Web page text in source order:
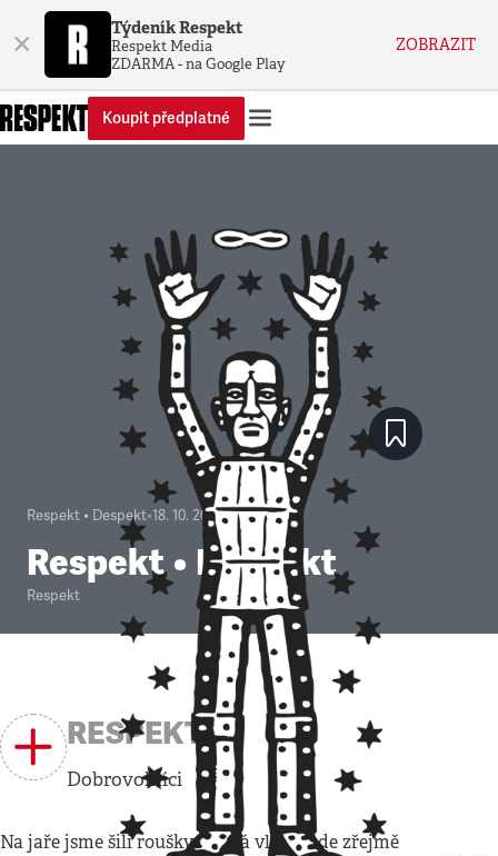
× Týdeník Respekt
Respekt Media
ZDARMA - na Google Play
ZOBRAZIT
Koupit předplatné
Respekt • Despekt•18. 10. 2020
Respekt • Despekt
Respekt
RESPEKT
Dobrovolníci
Na jaře jsme šili roušky, druhá vlna bude zřejmě